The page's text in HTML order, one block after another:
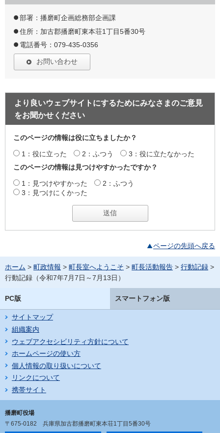
部署：播磨町企画総務部企画課
住所：加古郡播磨町東本荘1丁目5番30号
電話番号：079-435-0356
お問い合わせ
より良いウェブサイトにするためにみなさまのご意見
をお聞かせください
このページの情報は役に立ちましたか？
1：役に立った 2：ふつう
3：役に立たなかった
このページの情報は見つけやすかったですか？
1：見つけやすかった
2：ふつう
3：見つけにくかった
ページの先頭へ戻る
ホーム > 町政情報 > 町長室へようこそ > 町長活動報告 > 行動記録 >
行動記録（令和7年7月7日～7月13日）
PC版 スマートフォン版
サイトマップ
組織案内
ウェブアクセシビリティ方針について
ホームページの使い方
個人情報の取り扱いについて
リンクについて
携帯サイト
播磨町役場
〒675-0182 兵庫県加古郡播磨町東本荘1丁目5番30号